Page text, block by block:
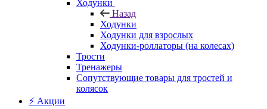
Ходунки
Назад
Ходунки
Ходунки для взрослых
Ходунки-роллаторы (на колесах)
Трости
Тренажеры
Сопутствующие товары для тростей и
колясок
⚡ Акции